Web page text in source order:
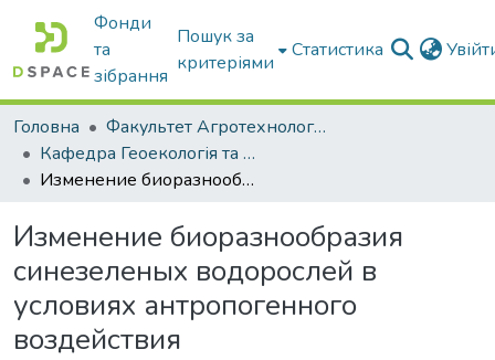
Фонди
та
зібрання
Пошук за
критеріями
Статистика
Головна
Факультет Агротехнологій та екології
Кафедра Геоекологія та землеустрій
Изменение биоразнообразия синезеленых водорослей в условиях антропогенного воздействия
Изменение биоразнообразия
синезеленых водорослей в
условиях антропогенного
воздействия